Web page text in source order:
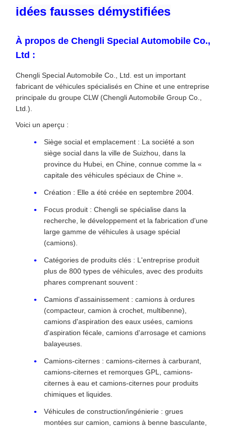
idées fausses démystifiées
À propos de Chengli Special Automobile Co.,
Ltd :
Chengli Special Automobile Co., Ltd. est un important
fabricant de véhicules spécialisés en Chine et une entreprise
principale du groupe CLW (Chengli Automobile Group Co.,
Ltd.).
Voici un aperçu :
Siège social et emplacement : La société a son
siège social dans la ville de Suizhou, dans la
province du Hubei, en Chine, connue comme la «
capitale des véhicules spéciaux de Chine ».
Création : Elle a été créée en septembre 2004.
Focus produit : Chengli se spécialise dans la
recherche, le développement et la fabrication d'une
large gamme de véhicules à usage spécial
(camions).
Catégories de produits clés : L'entreprise produit
plus de 800 types de véhicules, avec des produits
phares comprenant souvent :
Camions d'assainissement : camions à ordures
(compacteur, camion à crochet, multibenne),
camions d'aspiration des eaux usées, camions
d'aspiration fécale, camions d'arrosage et camions
balayeuses.
Camions-citernes : camions-citernes à carburant,
camions-citernes et remorques GPL, camions-
citernes à eau et camions-citernes pour produits
chimiques et liquides.
Véhicules de construction/ingénierie : grues
montées sur camion, camions à benne basculante,